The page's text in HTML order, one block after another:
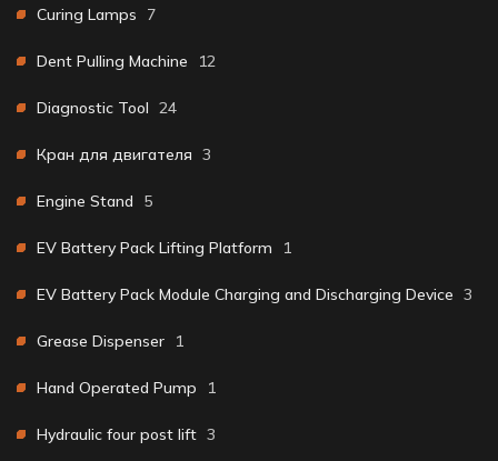
Curing Lamps 7
Dent Pulling Machine 12
Diagnostic Tool 24
Кран для двигателя 3
Engine Stand 5
EV Battery Pack Lifting Platform 1
EV Battery Pack Module Charging and Discharging Device 3
Grease Dispenser 1
Hand Operated Pump 1
Hydraulic four post lift 3